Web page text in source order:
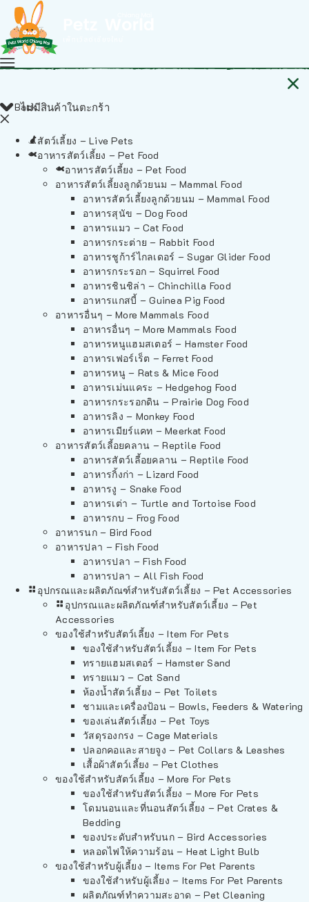
ไม่มีสินค้าในตะกร้า
Back
สัตว์เลี้ยง – Live Pets
อาหารสัตว์เลี้ยง – Pet Food
อาหารสัตว์เลี้ยง – Pet Food
อาหารสัตว์เลี้ยงลูกด้วยนม – Mammal Food
อาหารสัตว์เลี้ยงลูกด้วยนม – Mammal Food
อาหารสุนัข – Dog Food
อาหารแมว – Cat Food
อาหารกระต่าย – Rabbit Food
อาหารชูก้าร์ไกลเดอร์ – Sugar Glider Food
อาหารกระรอก – Squirrel Food
อาหารชินชิล่า – Chinchilla Food
อาหารแกสบี้ – Guinea Pig Food
อาหารอื่นๆ – More Mammals Food
อาหารอื่นๆ – More Mammals Food
อาหารหนูแฮมสเตอร์ – Hamster Food
อาหารเฟอร์เร็ต – Ferret Food
อาหารหนู – Rats & Mice Food
อาหารเม่นแคระ – Hedgehog Food
อาหารกระรอกดิน – Prairie Dog Food
อาหารลิง – Monkey Food
อาหารเมียร์แคท – Meerkat Food
อาหารสัตว์เลี้อยคลาน – Reptile Food
อาหารสัตว์เลี้อยคลาน – Reptile Food
อาหารกิ้งก่า – Lizard Food
อาหารงู – Snake Food
อาหารเต่า – Turtle and Tortoise Food
อาหารกบ – Frog Food
อาหารนก – Bird Food
อาหารปลา – Fish Food
อาหารปลา – Fish Food
อาหารปลา – All Fish Food
อุปกรณและผลิตภัณฑ์สำหรับสัตว์เลี้ยง – Pet Accessories
อุปกรณและผลิตภัณฑ์สำหรับสัตว์เลี้ยง – Pet
Accessories
ของใช้สำหรับสัตว์เลี้ยง – Item For Pets
ของใช้สำหรับสัตว์เลี้ยง – Item For Pets
ทรายแฮมสเตอร์ – Hamster Sand
ทรายแมว – Cat Sand
ห้องน้ำสัตว์เลี้ยง – Pet Toilets
ชามและเครื่องป้อน – Bowls, Feeders & Watering
ของเล่นสัตว์เลี้ยง – Pet Toys
วัสดุรองกรง – Cage Materials
ปลอกคอและสายจูง – Pet Collars & Leashes
เสื้อผ้าสัตว์เลี้ยง – Pet Clothes
ของใช้สำหรับสัตว์เลี้ยง – More For Pets
ของใช้สำหรับสัตว์เลี้ยง – More For Pets
โดมนอนและที่นอนสัตว์เลี้ยง – Pet Crates &
Bedding
ของประดับสำหรับนก – Bird Accessories
หลอดไฟให้ความร้อน – Heat Light Bulb
ของใช้สำหรับผู้เลี้ยง – Items For Pet Parents
ของใช้สำหรับผู้เลี้ยง – Items For Pet Parents
ผลิตภัณฑ์ทำความสะอาด – Pet Cleaning